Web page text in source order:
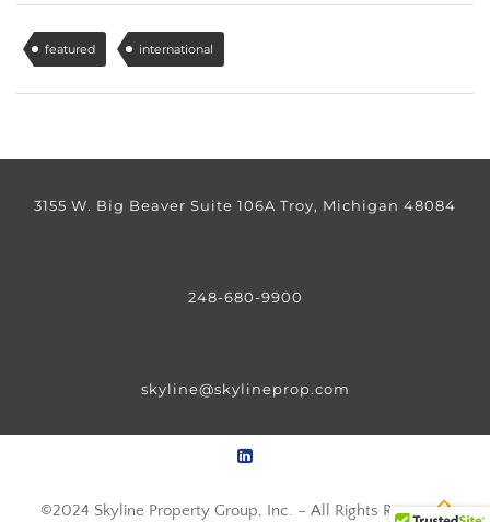
featured international
3155 W. Big Beaver Suite 106A Troy, Michigan 48084
248-680-9900
skyline@skylineprop.com
©2024 Skyline Property Group, Inc. – All Rights Reserved